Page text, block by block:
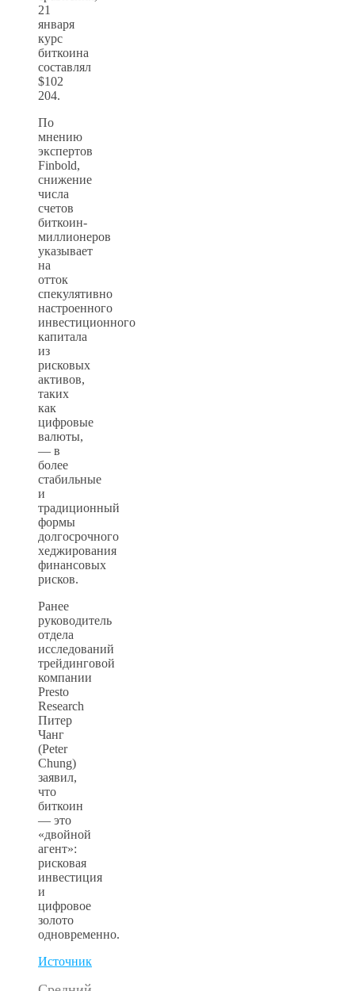
21
января
курс
биткоина
составлял
$102
204.
По
мнению
экспертов
Finbold,
снижение
числа
счетов
биткоин-
миллионеров
указывает
на
отток
спекулятивно
настроенного
инвестиционного
капитала
из
рисковых
активов,
таких
как
цифровые
валюты,
— в
более
стабильные
и
традиционный
формы
долгосрочного
хеджирования
финансовых
рисков.
Ранее
руководитель
отдела
исследований
трейдинговой
компании
Presto
Research
Питер
Чанг
(Peter
Chung)
заявил,
что
биткоин
— это
«двойной
агент»:
рисковая
инвестиция
и
цифровое
золото
одновременно.
Источник